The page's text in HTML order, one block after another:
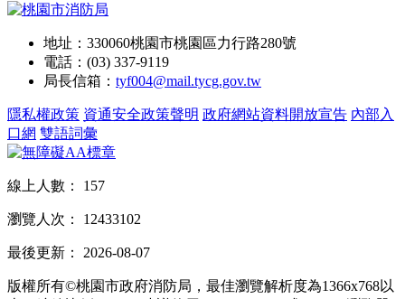
地址：330060桃園市桃園區力行路280號
電話：(03) 337-9119
局長信箱： tyf004@mail.tycg.gov.tw
隱私權政策 資通安全政策聲明 政府網站資料開放宣告 內部入
口網 雙語詞彙
線上人數： 157
瀏覽人次： 12433102
最後更新： 2026-08-07
版權所有©桃園市政府消防局，最佳瀏覽解析度為1366x768以